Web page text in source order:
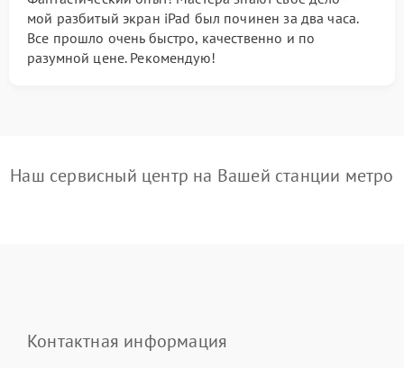
мой разбитый экран iPad был починен за два часа.
Все прошло очень быстро, качественно и по
разумной цене. Рекомендую!
Наш сервисный центр на Вашей станции метро
Контактная информация